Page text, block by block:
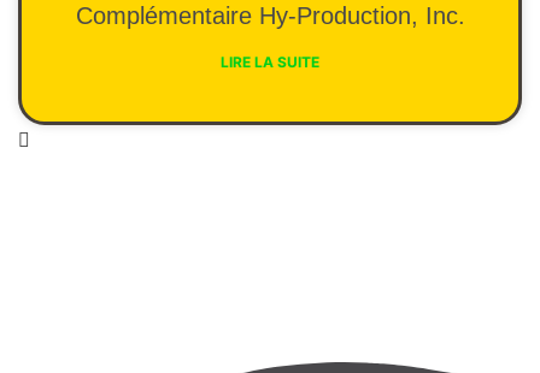
Complémentaire Hy-Production, Inc.
LIRE LA SUITE